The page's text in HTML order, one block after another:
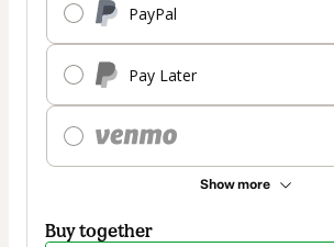
PayPal
Pay Later
Show more
Buy together